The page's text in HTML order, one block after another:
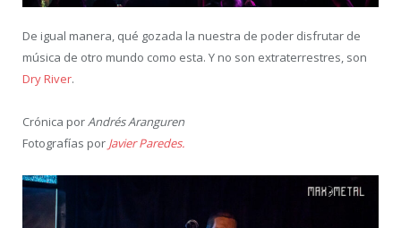
De igual manera, qué gozada la nuestra de poder disfrutar de
música de otro mundo como esta. Y no son extraterrestres, son
Dry River.
Crónica porAndrés Aranguren
Fotografías por Javier Paredes.